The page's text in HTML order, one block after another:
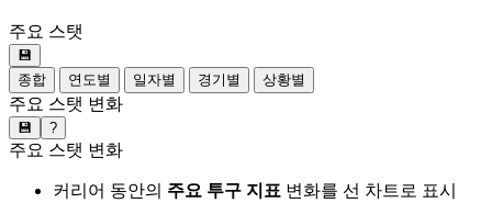
주요 스탯
💾
종합
연도별 일자별 경기별 상황별
주요 스탯 변화
💾 ?
주요 스탯 변화
커리어 동안의 주요 투구 지표 변화를 선 차트로 표시